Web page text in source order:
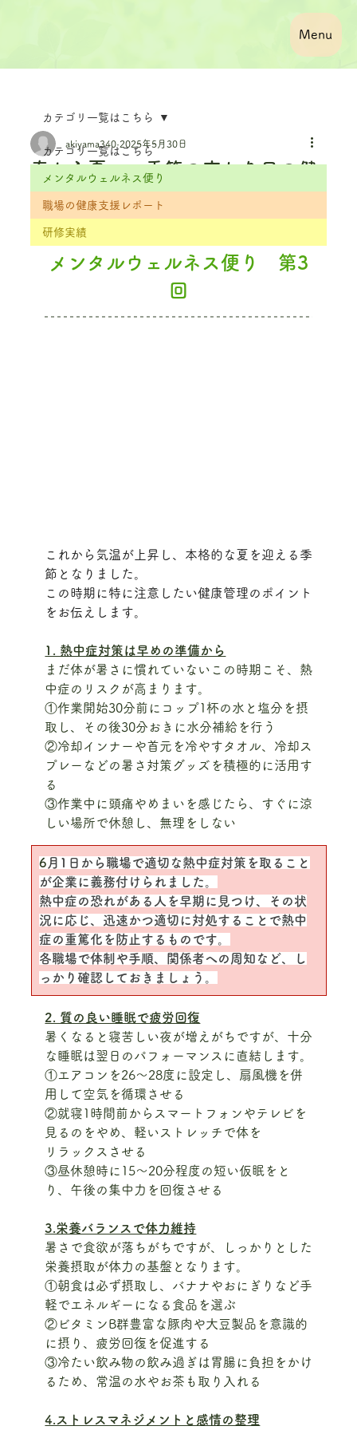
Menu
カテゴリ一覧はこちら
メンタルウェルネス便り
職場の健康支援レポート
研修実績
カテゴリ一覧はこちら
春から夏へ 季節の変わり目の健
康管理
akiyama340 2025年5月30日
更新日：1月6日
メンタルウェルネス便り　第3
回
これから気温が上昇し、本格的な夏を迎える季
節となりました。
この時期に特に注意したい健康管理のポイント
をお伝えします。
1. 熱中症対策は早めの準備から
まだ体が暑さに慣れていないこの時期こそ、熱
中症のリスクが高まります。
①作業開始30分前にコップ1杯の水と塩分を摂
取し、その後30分おきに水分補給を行う
②冷却インナーや首元を冷やすタオル、冷却ス
プレーなどの暑さ対策グッズを積極的に活用す
る
③作業中に頭痛やめまいを感じたら、すぐに涼
しい場所で休憩し、無理をしない
6 月1日から職場で適切な熱中症対策を取ること
が企業に義務付けられました。
熱中症の恐れがある人を早期に見つけ、その状
況に応じ、迅速かつ適切に対処することで熱中
症の重篤化を防止するものです。
各職場で体制や手順、関係者への周知など、し
っかり確認しておきましょう。
2. 質の良い睡眠で疲労回復
暑くなると寝苦しい夜が増えがちですが、十分
な睡眠は翌日のパフォーマンスに直結します。
①エアコンを26～28度に設定し、扇風機を併
用して空気を循環させる
②就寝1時間前からスマートフォンやテレビを
見るのをやめ、軽いストレッチで体を
リラックスさせる
③昼休憩時に15～20分程度の短い仮眠をと
り、午後の集中力を回復させる
3.栄養バランスで体力維持
暑さで食欲が落ちがちですが、しっかりとした
栄養摂取が体力の基盤となります。
①朝食は必ず摂取し、バナナやおにぎりなど手
軽でエネルギーになる食品を選ぶ
②ビタミンB群豊富な豚肉や大豆製品を意識的
に摂り、疲労回復を促進する
③冷たい飲み物の飲み過ぎは胃腸に負担をかけ
るため、常温の水やお茶も取り入れる
4.ストレスマネジメントと感情の整理